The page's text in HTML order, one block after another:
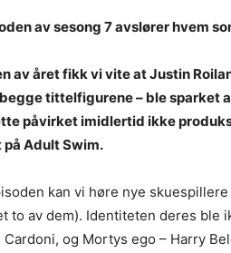
av sesong 7 avslører hvem
av året fikk vi vite at Justin
tittelfigurene – ble sparket
påvirket imidlertid ikke
Adult Swim.
kan vi høre nye
to av dem). Identiteten deres ble
Cardoni, og Mortys ego – Harry